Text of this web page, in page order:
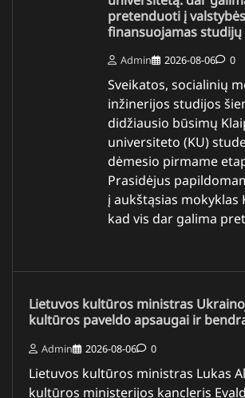
pretenduoti į valstybės
finansuojamas studijų
Admin 2026-08-06 0
Sveikatos, socialinių
inžinerijos studijos
didžiausio būsimų
universiteto (KU)
dėmesio pirmame
Prasidėjus
į aukštąsias mokyklas
kad vis dar galima
Lietuvos kultūros ministras
kultūros paveldo apsaugai ir
Admin 2026-08-06 0
Lietuvos kultūros ministras Lukas
kultūros ministerijos kancleris